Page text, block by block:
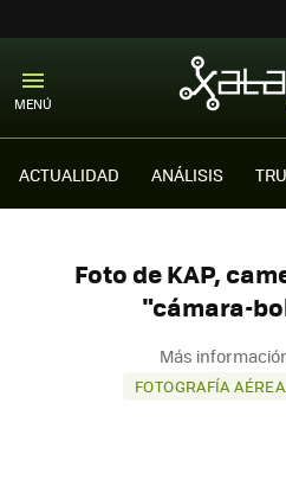
MENÚ
ACTUALIDAD ANÁLISIS
Foto de KAP,
"cámara-
Más
FOTOGRAFÍA